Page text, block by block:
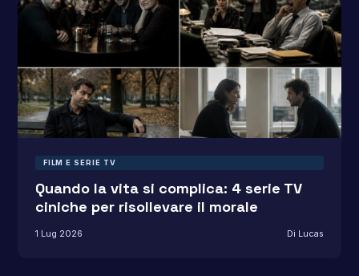
FILM E SERIE TV
Quando la vita si complica: 4 serie TV
ciniche per risollevare il morale
1 Lug 2026 Di Lucas